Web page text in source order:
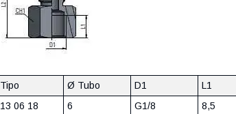
Tipo Ø Tubo D1 L1
13 06 18
6 G1/8 8,5